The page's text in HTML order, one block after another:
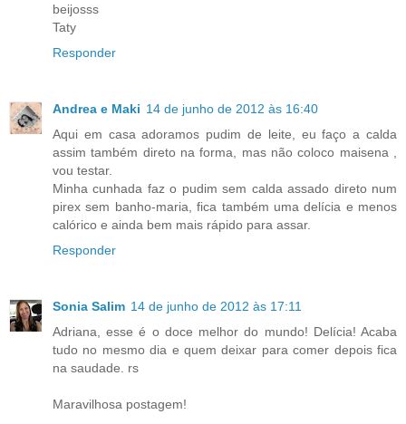
beijosss
Taty
Responder
Andrea e Maki 14 de junho de 2012 às 16:40
Aqui em casa adoramos pudim de leite, eu faço a calda
assim também direto na forma, mas não coloco maisena ,
vou testar.
Minha cunhada faz o pudim sem calda assado direto num
pirex sem banho-maria, fica também uma delícia e menos
calórico e ainda bem mais rápido para assar.
Responder
Sonia Salim 14 de junho de 2012 às 17:11
Adriana, esse é o doce melhor do mundo! Delícia! Acaba
tudo no mesmo dia e quem deixar para comer depois fica
na saudade. rs
Maravilhosa postagem!